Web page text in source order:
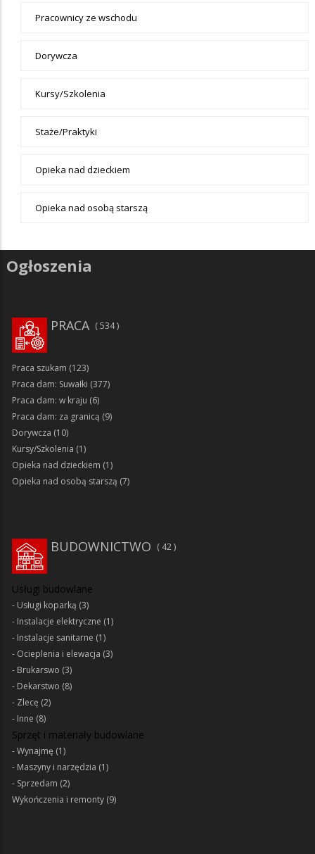
Pracownicy ze wschodu
Dorywcza
Kursy/Szkolenia
Staże/Praktyki
Opieka nad dzieckiem
Opieka nad osobą starszą
Ogłoszenia
PRACA 534
Praca szukam (123)
Praca dam: Suwałki (377)
Praca dam: w kraju (6)
Praca dam: za granicą (9)
Dorywcza (10)
Kursy/Szkolenia (1)
Opieka nad dzieckiem (1)
Opieka nad osobą starszą (7)
BUDOWNICTWO 42
Usługi budowlane
Usługi koparką (3)
Instalacje elektryczne (1)
Instalacje sanitarne (1)
Ocieplenia i elewacja (3)
Brukarswo (3)
Dekarstwo (8)
Zlecę (2)
Inne (8)
Sprzęt i materiały budowlane
Wynajmę (1)
Maszyny i narzędzia (1)
Sprzedam (2)
Wykończenia i remonty (9)